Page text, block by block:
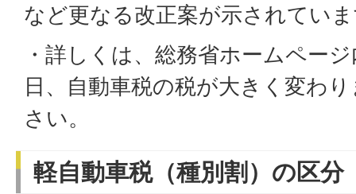
など更なる改正案が示されてい
・詳しくは、総務省ホームペー
日、自動車税の税が大きく変わ
さい。
軽自動車税（種別割）の区分